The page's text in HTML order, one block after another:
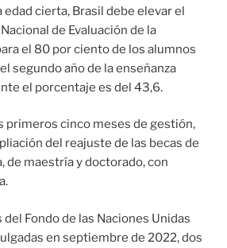
cierta, Brasil debe elevar el
de Evaluación de la
el 80 por ciento de los alumnos
segundo año de la enseñanza
el porcentaje es del 43,6.
primeros cinco meses de gestión,
del reajuste de las becas de
de maestría y doctorado, con
Fondo de las Naciones Unidas
en septiembre de 2022, dos